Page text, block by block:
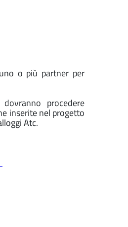
o più partner per
procedere
inserite nel progetto
Atc.